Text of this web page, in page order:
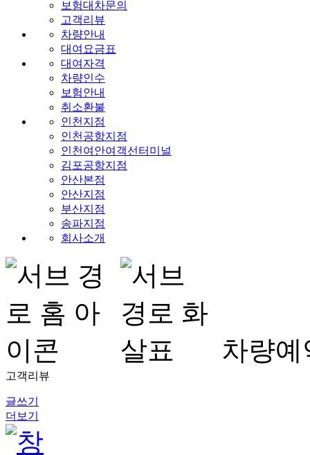
보험대차문의
고객리뷰
차량안내
대여요금표
대여자격
차량인수
보험안내
취소환불
인천지점
인천공항지점
인천여안여객선터미널
김포공항지점
안산본점
안산지점
부산지점
송파지점
회사소개
차량예
고객리뷰
글쓰기
더보기